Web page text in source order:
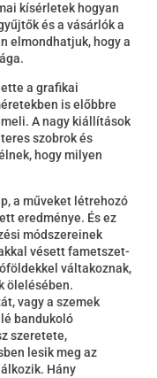
kísérletek hogyan
és a vásárlók a
elmondhatjuk, hogy a
a grafikai
is előbbre
A nagy kiállítások
szobrok és
hogy milyen
a műveket létrehozó
eredménye. És ez
módszereinek
vésett fametszet-
váltakoznak,
ölelésében.
vagy a szemek
bandukoló
szeretete,
lesik meg az
Hány